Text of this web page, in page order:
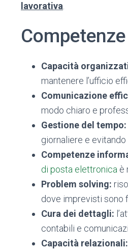
lavorativa
Capacità
mantenere l’ufficio
Comunicazione
modo chiaro e
Gestione del tempo:
giornaliere e
Competenze
di posta elettronica è
Problem solving:
dove imprevisti sono
Cura dei dettagli:
contabili e
Capacità relazionali: